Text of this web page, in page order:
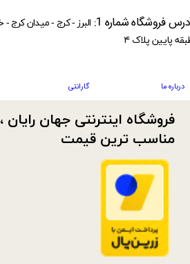
فروشگاه اینترنتی جهان رایان
مناسب ترین قیمت​​​​​​​
درباره ما گارانتی
فروشگاه شماره 1:
البرز - کرج - میدان کرج -
پایین پلاک ۴